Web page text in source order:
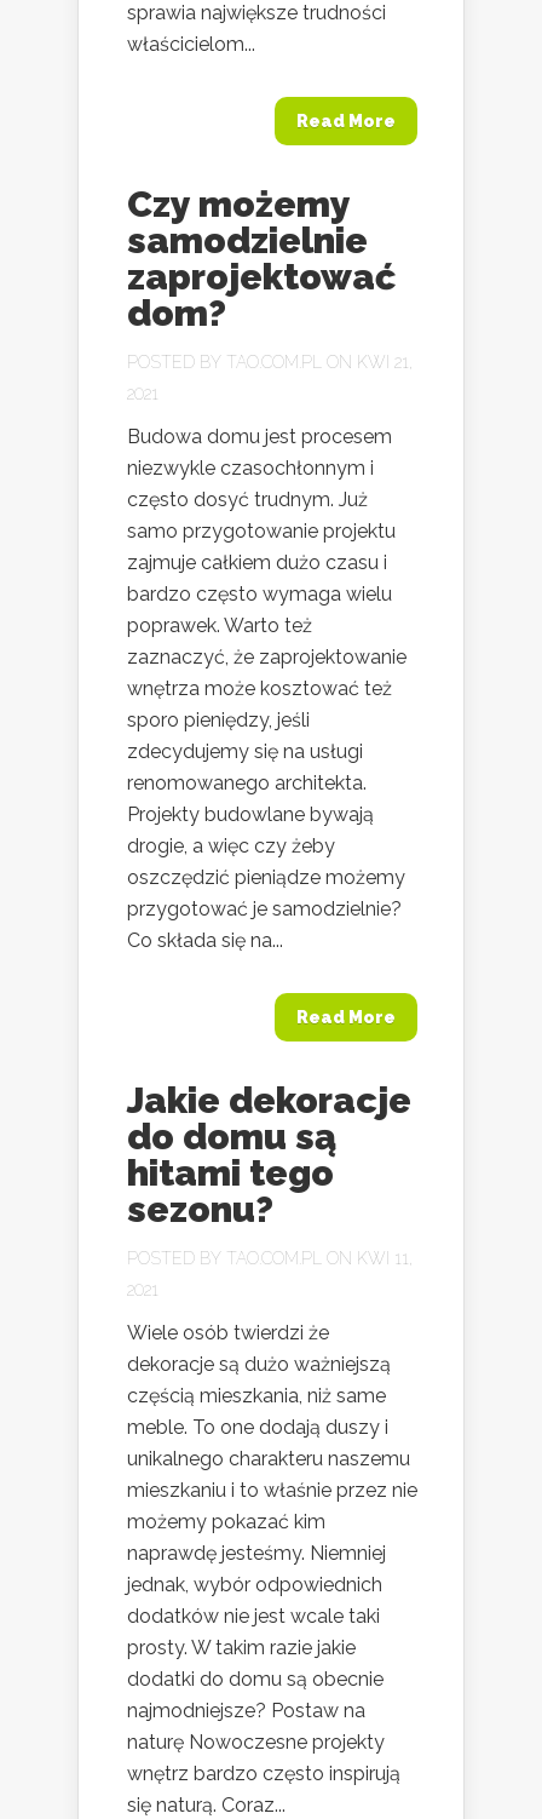
sprawia największe trudności
właścicielom...
Read More
Czy możemy
samodzielnie
zaprojektować
dom?
POSTED BY TAO.COM.PL
ON KWI 21,
2021
Budowa domu jest procesem
niezwykle czasochłonnym i
często dosyć trudnym. Już
samo przygotowanie projektu
zajmuje całkiem dużo czasu i
bardzo często wymaga wielu
poprawek. Warto też
zaznaczyć, że zaprojektowanie
wnętrza może kosztować też
sporo pieniędzy, jeśli
zdecydujemy się na usługi
renomowanego architekta.
Projekty budowlane bywają
drogie, a więc czy żeby
oszczędzić pieniądze możemy
przygotować je samodzielnie?
Co składa się na...
Read More
Jakie dekoracje
do domu są
hitami tego
sezonu?
POSTED BY TAO.COM.PL
ON KWI 11,
2021
Wiele osób twierdzi że
dekoracje są dużo ważniejszą
częścią mieszkania, niż same
meble. To one dodają duszy i
unikalnego charakteru naszemu
mieszkaniu i to właśnie przez nie
możemy pokazać kim
naprawdę jesteśmy. Niemniej
jednak, wybór odpowiednich
dodatków nie jest wcale taki
prosty. W takim razie jakie
dodatki do domu są obecnie
najmodniejsze? Postaw na
naturę Nowoczesne projekty
wnętrz bardzo często inspirują
się naturą. Coraz...